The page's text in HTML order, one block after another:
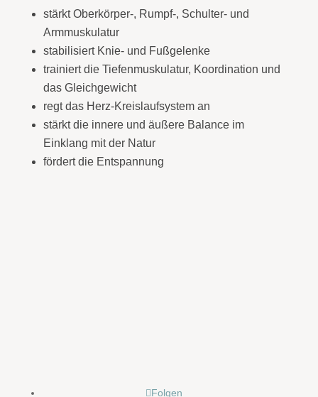
stärkt Oberkörper-, Rumpf-, Schulter- und
Armmuskulatur
stabilisiert Knie- und Fußgelenke
trainiert die Tiefenmuskulatur, Koordination und
das Gleichgewicht
regt das Herz-Kreislaufsystem an
stärkt die innere und äußere Balance im
Einklang mit der Natur
fördert die Entspannung
Folgen